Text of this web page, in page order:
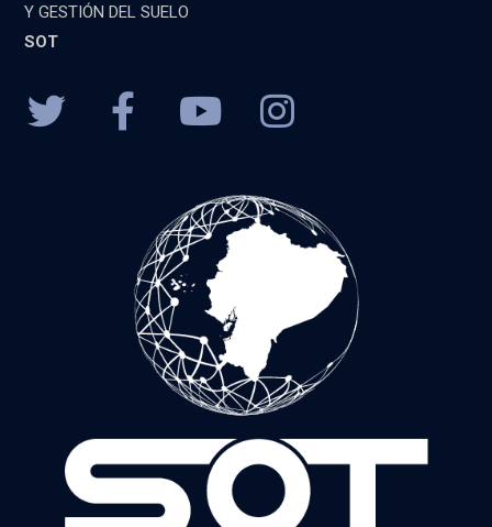
Y GESTIÓN DEL SUELO
SOT